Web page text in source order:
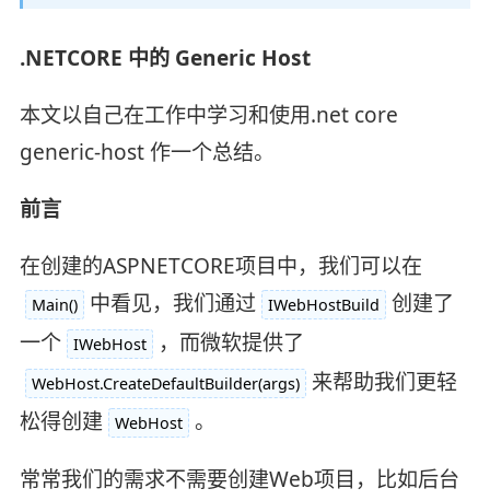
.NETCORE 中的 Generic Host
本文以自己在工作中学习和使用.net core
generic-host 作一个总结。
前言
在创建的ASPNETCORE项目中，我们可以在
Main() 中看见，我们通过 IWebHostBuild
创建了
一个 IWebHost ，而微软提供了
WebHost.CreateDefaultBuilder(args) 来帮助我们更轻
松得创建
WebHost 。
常常我们的需求不需要创建Web项目，比如后台